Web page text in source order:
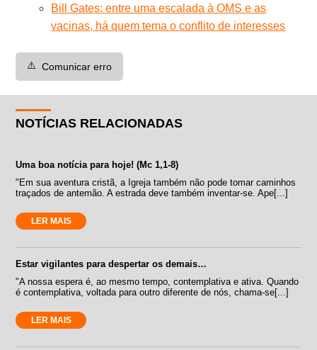
Bill Gates: entre uma escalada à OMS e as
vacinas, há quem tema o conflito de interesses
⚠️ Comunicar erro
NOTÍCIAS RELACIONADAS
Uma boa notícia para hoje! (Mc 1,1-8)
"Em sua aventura cristã, a Igreja também não pode tomar caminhos
traçados de antemão. A estrada deve também inventar-se. Ape[...]
LER MAIS
Estar vigilantes para despertar os demais…
"A nossa espera é, ao mesmo tempo, contemplativa e ativa. Quando
é contemplativa, voltada para outro diferente de nós, chama-se[...]
LER MAIS